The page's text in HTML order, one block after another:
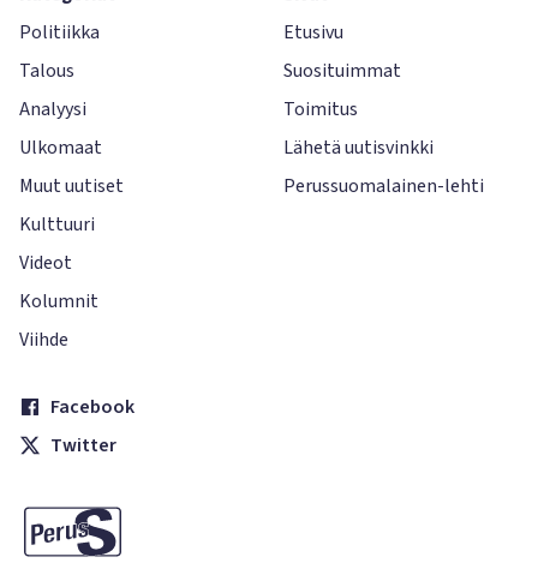
Politiikka
Talous
Analyysi
Ulkomaat
Muut uutiset
Kulttuuri
Videot
Kolumnit
Viihde
Etusivu
Suosituimmat
Toimitus
Lähetä uutisvinkki
Perussuomalainen-lehti
Facebook
Twitter